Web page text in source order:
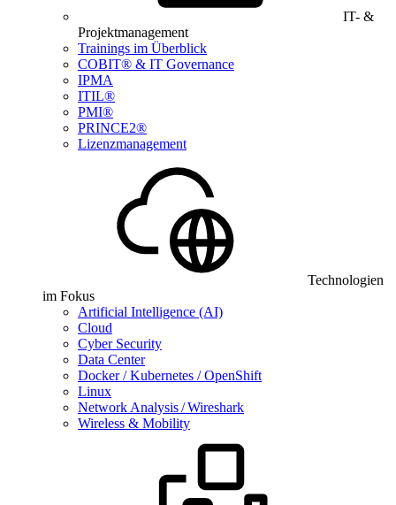
IT- &
Projektmanagement
Trainings im Überblick
COBIT® & IT Governance
IPMA
ITIL®
PMI®
PRINCE2®
Lizenzmanagement
Technologien
im Fokus
Artificial Intelligence (AI)
Cloud
Cyber Security
Data Center
Docker / Kubernetes / OpenShift
Linux
Network Analysis / Wireshark
Wireless & Mobility